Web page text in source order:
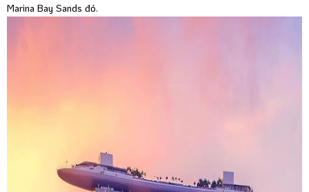
Marina Bay Sands đó.